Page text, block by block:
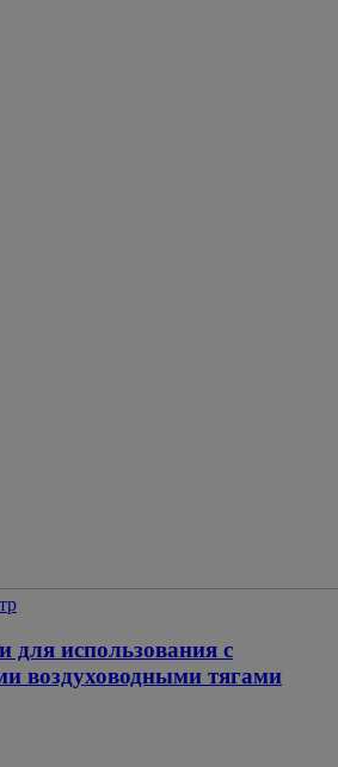
для использования с
воздуховодными тягами